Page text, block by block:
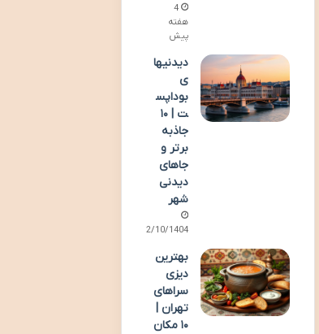
4
هفته
پیش
دیدنیها
ی
بوداپس
ت | ۱۰
جاذبه
برتر و
جاهای
دیدنی
شهر
02/10/1404
بهترین
دیزی
سراهای
تهران |
۱۰ مکان